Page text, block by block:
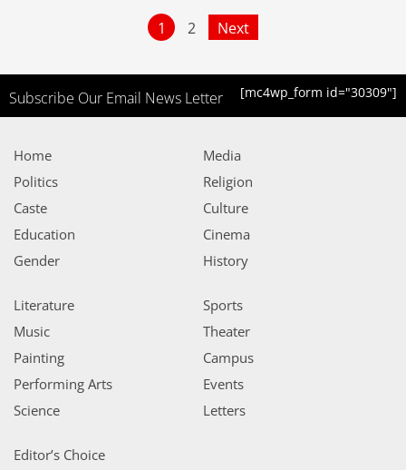
1 2 Next
Subscribe Our Email News Letter [mc4wp_form id="30309"]
Home
Politics
Caste
Education
Gender
Media
Religion
Culture
Cinema
History
Literature
Music
Painting
Performing Arts
Science
Sports
Theater
Campus
Events
Letters
Editor’s Choice